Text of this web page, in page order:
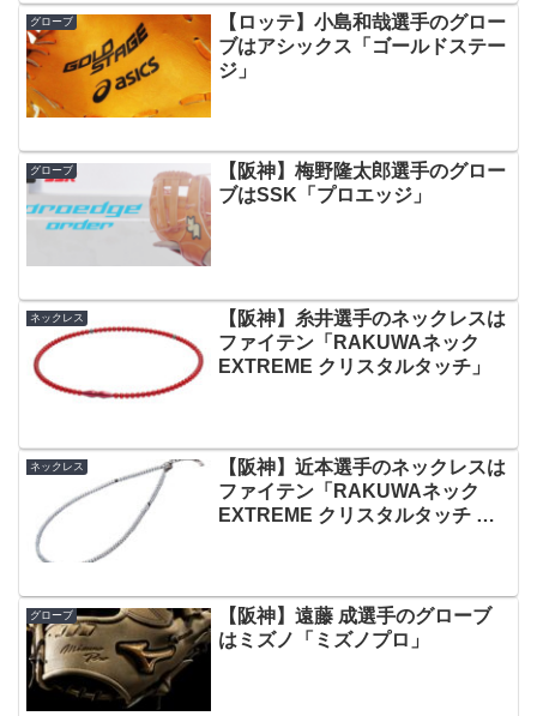
グローブ
【ロッテ】小島和哉選手のグロー
ブはアシックス「ゴールドステー
ジ」
グローブ
【阪神】梅野隆太郎選手のグロー
ブはSSK「プロエッジ」
ネックレス
【阪神】糸井選手のネックレスは
ファイテン「RAKUWAネック
EXTREME クリスタルタッチ」
ネックレス
【阪神】近本選手のネックレスは
ファイテン「RAKUWAネック
EXTREME クリスタルタッチ 」
グローブ
【阪神】遠藤 成選手のグローブ
はミズノ「ミズノプロ」